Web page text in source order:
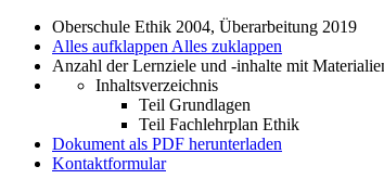
Oberschule Ethik 2004, Überarbeitung 2019
Alles aufklappen Alles zuklappen
Anzahl der Lernziele und -inhalte mit
Inhaltsverzeichnis
Teil Grundlagen
Teil Fachlehrplan Ethik
Dokument als PDF herunterladen
Kontaktformular